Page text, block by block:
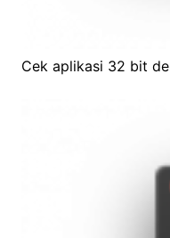
Cek aplikasi 32 bit